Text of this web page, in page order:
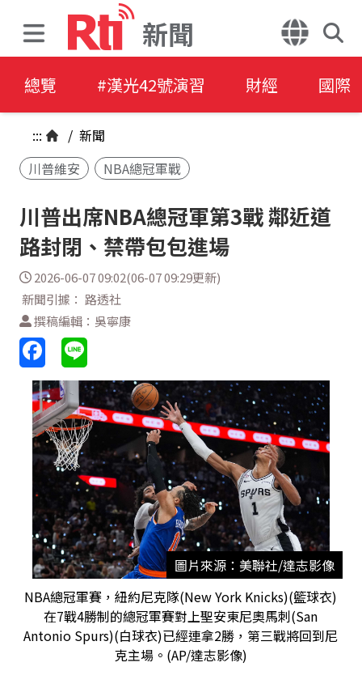
新聞
總覽 #漢光42號演習 財經 國際
::: / 新聞
川普維安
NBA總冠軍戰
川普出席NBA總冠軍第3戰 鄰近道
路封閉、禁帶包包進場
2026-06-07 09:02(06-07 09:29更新)
新聞引據： 路透社
撰稿編輯：吳寧康
圖片來源：美聯社/達志影像
NBA總冠軍賽，紐約尼克隊(New York Knicks)(籃球衣)
在7戰4勝制的總冠軍賽對上聖安東尼奧馬刺(San
Antonio Spurs)(白球衣)已經連拿2勝，第三戰將回到尼
克主場。(AP/達志影像)